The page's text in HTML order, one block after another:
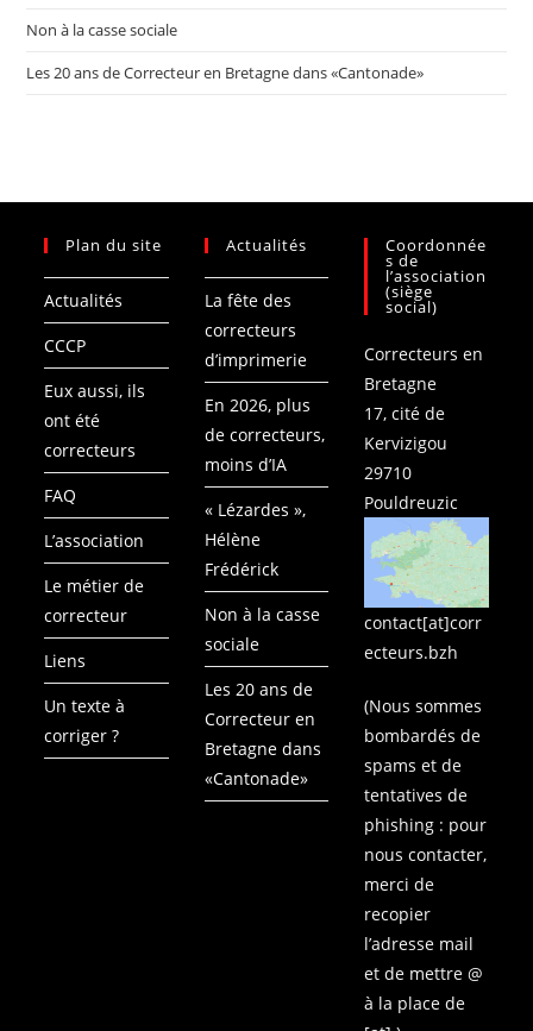
Non à la casse sociale
Les 20 ans de Correcteur en Bretagne dans «Cantonade»
Plan du site
Actualités
CCCP
Eux aussi, ils
ont été
correcteurs
FAQ
L’association
Le métier de
correcteur
Liens
Un texte à
corriger ?
Actualités
La fête des
correcteurs
d’imprimerie​
En 2026, plus
de correcteurs,
moins d’IA
« Lézardes »,
Hélène
Frédérick
Non à la casse
sociale
Les 20 ans de
Correcteur en
Bretagne dans
«Cantonade»
Coordonnée
s de
l’association
(siège
social)
Correcteurs en
Bretagne
17, cité de
Kervizigou
29710
Pouldreuzic
contact[at]corr
ecteurs.bzh
(Nous sommes
bombardés de
spams et de
tentatives de
phishing : pour
nous contacter,
merci de
recopier
l’adresse mail
et de mettre @
à la place de